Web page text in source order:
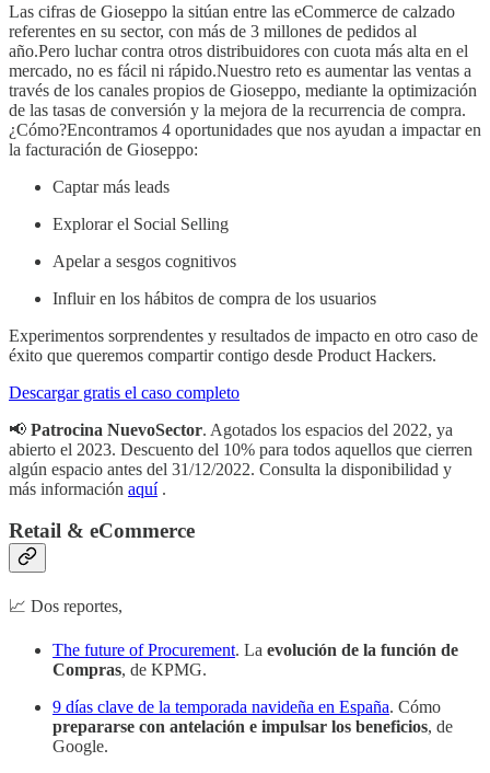
Las cifras de Gioseppo la sitúan entre las eCommerce de calzado
referentes en su sector, con más de 3 millones de pedidos al
año.Pero luchar contra otros distribuidores con cuota más alta en el
mercado, no es fácil ni rápido.Nuestro reto es aumentar las ventas a
través de los canales propios de Gioseppo, mediante la optimización
de las tasas de conversión y la mejora de la recurrencia de compra.
¿Cómo?Encontramos 4 oportunidades que nos ayudan a impactar en
la facturación de Gioseppo:
Captar más leads
Explorar el Social Selling
Apelar a sesgos cognitivos
Influir en los hábitos de compra de los usuarios
Experimentos sorprendentes y resultados de impacto en otro caso de
éxito que queremos compartir contigo desde Product Hackers.
Descargar gratis el caso completo
📢 Patrocina NuevoSector. Agotados los espacios del 2022, ya
abierto el 2023. Descuento del 10% para todos aquellos que cierren
algún espacio antes del 31/12/2022. Consulta la disponibilidad y
más información aquí.
Retail & eCommerce
📈 Dos reportes,
The future of Procurement. La evolución de la función de
Compras, de KPMG.
9 días clave de la temporada navideña en España. Cómo
prepararse con antelación e impulsar los beneficios, de
Google.